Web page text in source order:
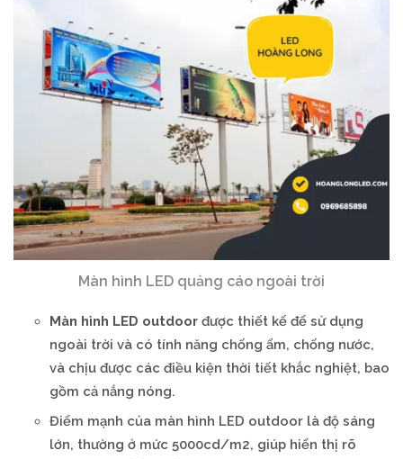
Màn hình LED quảng cáo ngoài trời
Màn hình LED outdoor được thiết kế để sử dụng
ngoài trời và có tính năng chống ẩm, chống nước,
và chịu được các điều kiện thời tiết khắc nghiệt, bao
gồm cả nắng nóng.
Điểm mạnh của màn hình LED outdoor là độ sáng
lớn, thường ở mức 5000cd/m2, giúp hiển thị rõ